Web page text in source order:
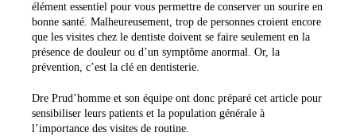
élément essentiel pour vous permettre de conserver un sourire en
bonne santé. Malheureusement, trop de personnes croient encore
que les visites chez le dentiste doivent se faire seulement en la
présence de douleur ou d’un symptôme anormal. Or, la
prévention, c’est la clé en dentisterie.
Dre Prud’homme et son équipe ont donc préparé cet article pour
sensibiliser leurs patients et la population générale à
l’importance des visites de routine.